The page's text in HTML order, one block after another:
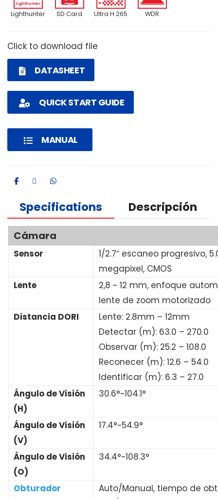
Lighthunter SD Card Ultra H.265 WDR
Click to download file
DATASHEET
QUICK START GUIDE
MANUAL
Specifications Descripción
Cámara
Sensor
1/2.7″ escaneo progresivo,
megapixel, CMOS
Lente
2,8 ~ 12 mm, enfoque
lente de zoom motorizado
Distancia DORI
Lente: 2.8mm – 12mm
Detectar (m): 63.0 – 270.0
Observar (m): 25.2 – 108.0
Reconecer (m): 12.6 – 54.0
Identificar (m): 6.3 – 27.0
Ángulo de Visión
(H)
30.6°~104.1°
Ángulo de Visión
(V)
17.4°~54.9°
Ángulo de Visión
(O)
34.4°~108.3°
Obturador
Auto/Manual, tiempo de